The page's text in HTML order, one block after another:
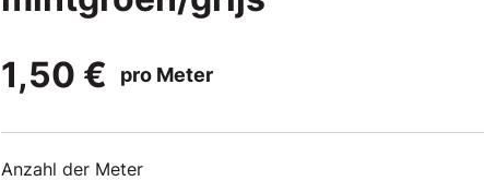
1,50 €
pro Meter
Anzahl der Meter